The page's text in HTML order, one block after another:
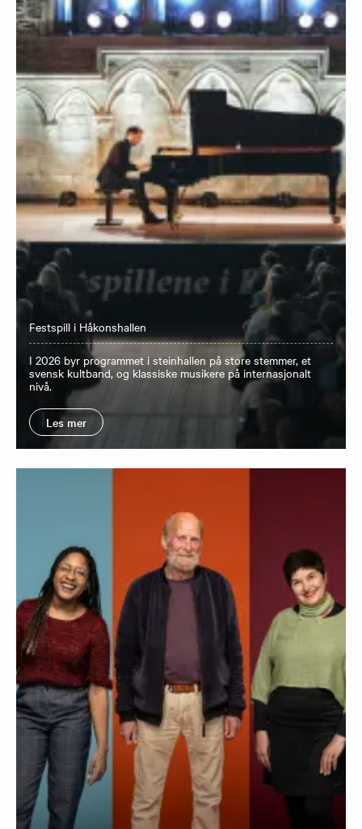
Festspill i Håkonshallen
I 2026 byr programmet i steinhallen på store stemmer, et
svensk kultband, og klassiske musikere på internasjonalt
nivå.
Les mer